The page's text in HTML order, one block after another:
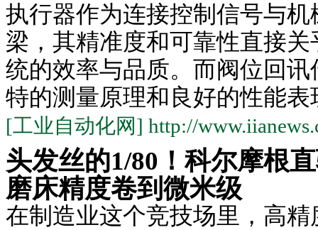
执行器作为连接控制信号与机
梁，其精准度和可靠性直接
统的效率与品质。而阀位回
特的测量原理和良好的性能表
[工业自动化网] http://
头发丝的1/80！科尔摩根
磨床精度卷到微米级
在制造业这个竞技场里，高